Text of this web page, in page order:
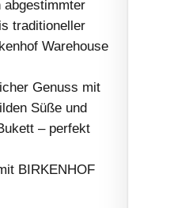
abgestimmter
traditioneller
Warehouse
Genuss mit
Süße und
– perfekt
BIRKENHOF